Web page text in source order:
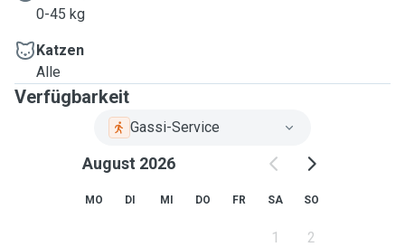
0-45 kg
Katzen
Alle
Verfügbarkeit
Gassi-Service
August 2026
MO DI MI DO FR SA SO
1 2